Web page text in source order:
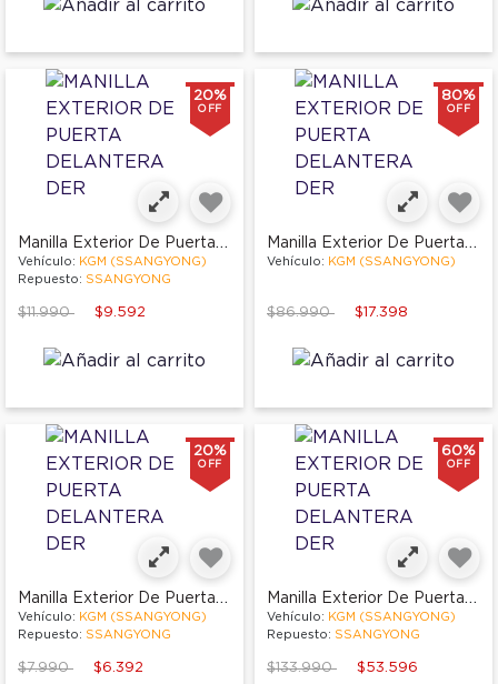
20%
OFF
Manilla Exterior De Puerta Delantera Der
Vehículo: KGM (SSANGYONG)
Repuesto: SSANGYONG
Price reduced from
$11.990to $9.592
80%
OFF
Manilla Exterior De Puerta Delantera Der
Vehículo: KGM (SSANGYONG)
Price reduced from
$86.990to $17.398
20%
OFF
Manilla Exterior De Puerta Delantera Der
Vehículo: KGM (SSANGYONG)
Repuesto: SSANGYONG
Price reduced from
$7.990to $6.392
60%
OFF
Manilla Exterior De Puerta Delantera Der
Vehículo: KGM (SSANGYONG)
Repuesto: SSANGYONG
Price reduced from
$133.990to $53.596